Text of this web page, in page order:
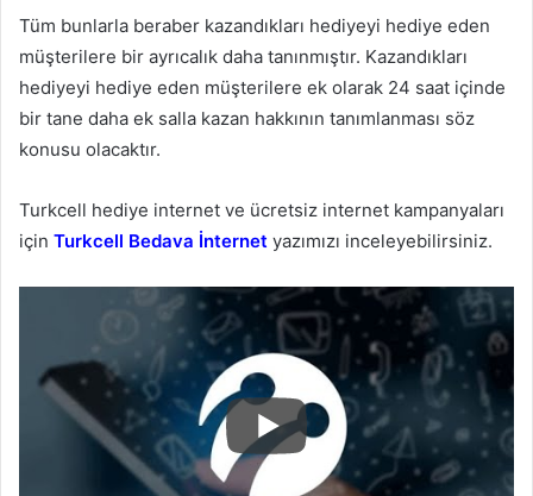
Tüm bunlarla beraber kazandıkları hediyeyi hediye eden
müşterilere bir ayrıcalık daha tanınmıştır. Kazandıkları
hediyeyi hediye eden müşterilere ek olarak 24 saat içinde
bir tane daha ek salla kazan hakkının tanımlanması söz
konusu olacaktır.
Turkcell hediye internet ve ücretsiz internet kampanyaları
için Turkcell Bedava İnternet yazımızı inceleyebilirsiniz.